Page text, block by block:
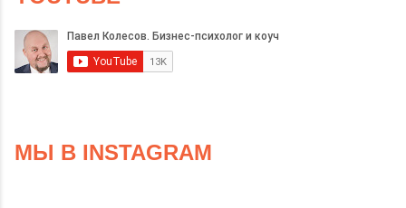
МЫ В INSTAGRAM